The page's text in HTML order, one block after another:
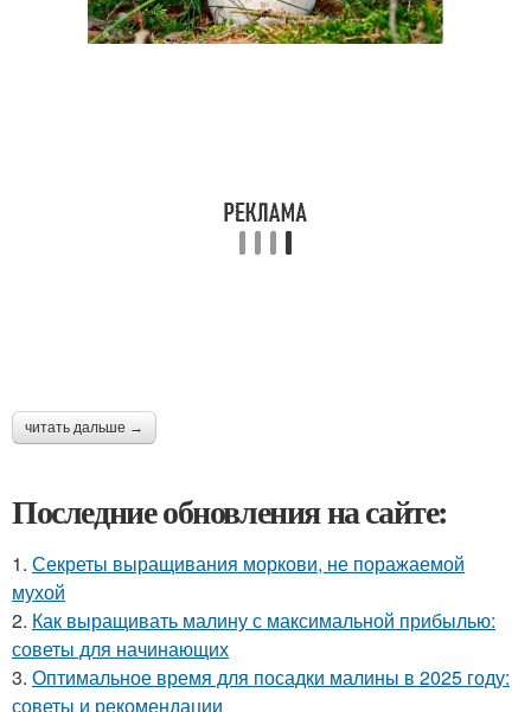
читать дальше →
Последние обновления на сайте:
1. Секреты выращивания моркови, не поражаемой
мухой
2. Как выращивать малину с максимальной прибылью:
советы для начинающих
3. Оптимальное время для посадки малины в 2025 году:
советы и рекомендации